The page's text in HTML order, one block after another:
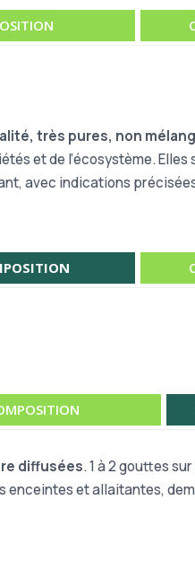
très pures, non
et de l’écosystème. Elles
avec indications
diffusées. 1 à 2 gouttes
enceintes et allaitantes,